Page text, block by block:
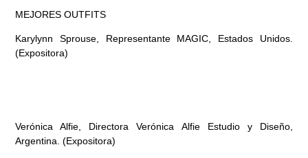
MEJORES OUTFITS
Karylynn Sprouse, Representante MAGIC, Estados Unidos.
(Expositora)
Verónica Alfie, Directora Verónica Alfie Estudio y Diseño,
Argentina. (Expositora)